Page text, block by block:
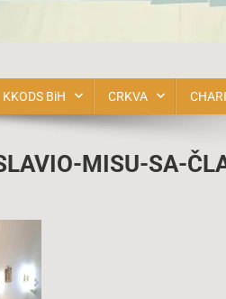
KKODS BiH CRKVA
MISU-SA-